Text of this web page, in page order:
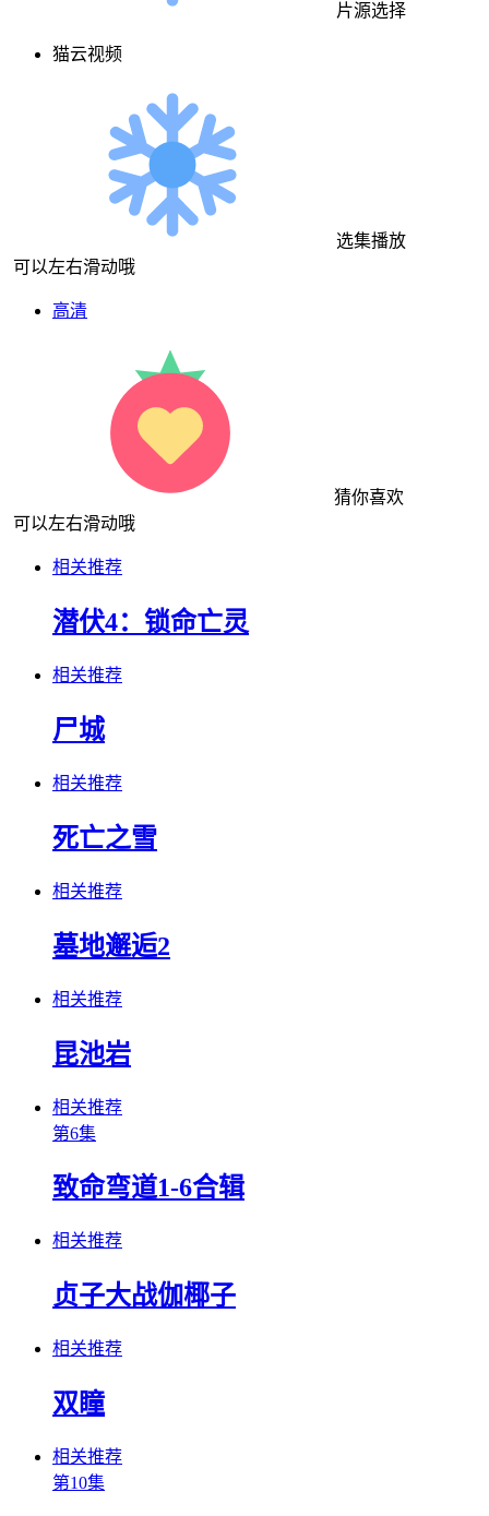
片源选择
猫云视频
选集播放
可以左右滑动哦
高清
猜你喜欢
可以左右滑动哦
相关推荐
潜伏4：锁命亡灵
相关推荐
尸城
相关推荐
死亡之雪
相关推荐
墓地邂逅2
相关推荐
昆池岩
相关推荐
第6集
致命弯道1-6合辑
相关推荐
贞子大战伽椰子
相关推荐
双瞳
相关推荐
第10集